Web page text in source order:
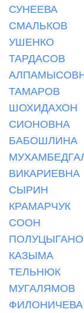
СУНЕЕВА
СМАЛЬКОВ
УШЕНКО
ТАРДАСОВ
ТАМАРОВ
ШОХИДАХОН
СИОНОВНА
БАБОШЛИНА
ВИКАРИЕВНА
СЫРИН
КРАМАРЧУК
СООН
КАЗЫМА
ТЕЛЬНЮК
МУГАЛЯМОВ
ФИЛОНИЧЕВА